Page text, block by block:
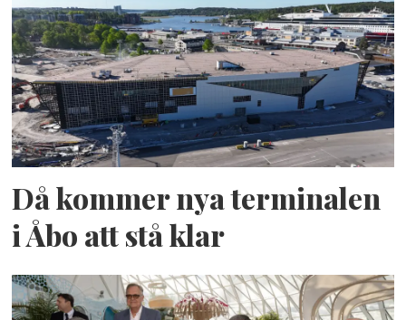
Då kommer nya terminalen
i Åbo att stå klar